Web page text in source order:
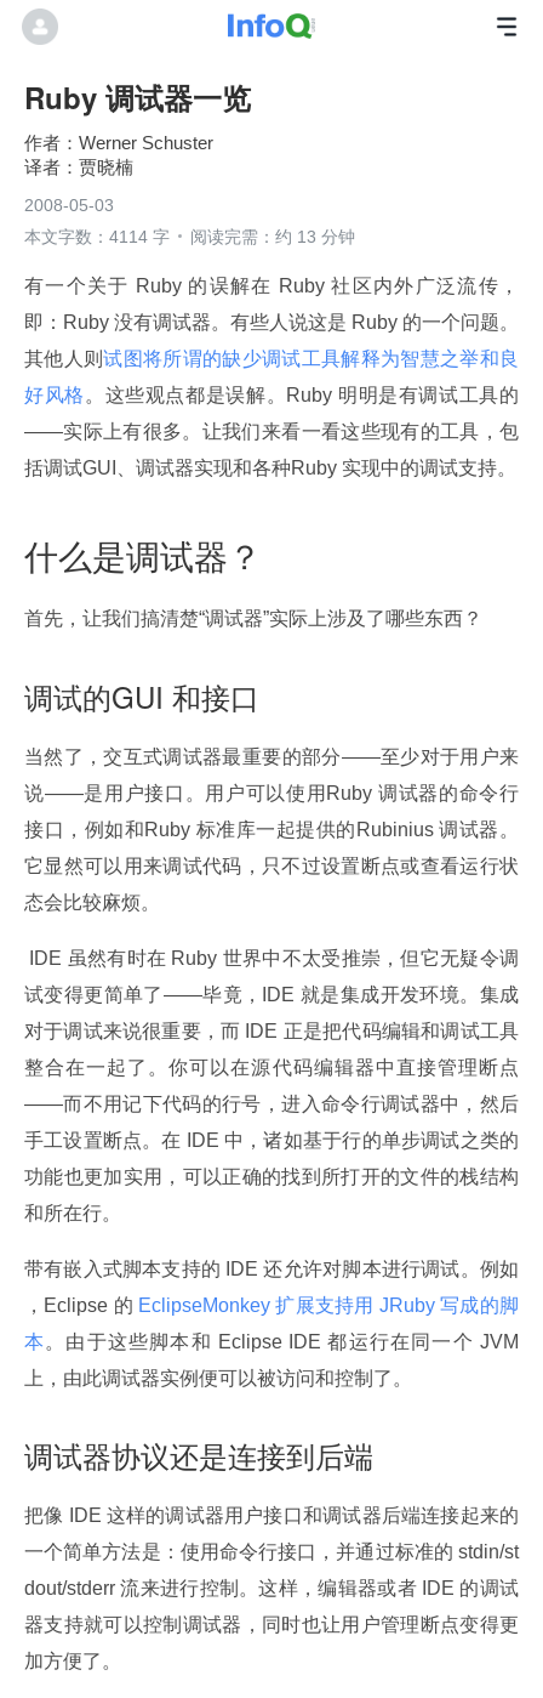
Ruby 调试器一览
Werner Schuster
贾晓楠
2008-05-03
本文字数：4114 字
阅读完需：约 13 分钟
有一个关于 Ruby 的误解在 Ruby 社区内外广泛流传，
即：Ruby 没有调试器。有些人说这是 Ruby 的一个问题。
其他人则试图将所谓的缺少调试工具解释为智慧之举和良
好风格 。这些观点都是误解。Ruby 明明是有调试工具的
——实际上有很多。让我们来看一看这些现有的工具，包
括调试GUI、调试器实现和各种Ruby 实现中的调试支持。
什么是调试器？
首先，让我们搞清楚“调试器”实际上涉及了哪些东西？
调试的GUI 和接口
当然了，交互式调试器最重要的部分——至少对于用户来
说——是用户接口。用户可以使用Ruby 调试器的命令行
接口，例如和Ruby 标准库一起提供的Rubinius 调试器。
它显然可以用来调试代码，只不过设置断点或查看运行状
态会比较麻烦。
试变得更简单了——毕竟，IDE 就是集成开发环境。集成
对于调试来说很重要，而 IDE 正是把代码编辑和调试工具
整合在一起了。你可以在源代码编辑器中直接管理断点
——而不用记下代码的行号，进入命令行调试器中，然后
手工设置断点。在 IDE 中，诸如基于行的单步调试之类的
功能也更加实用，可以正确的找到所打开的文件的栈结构
和所在行。
带有嵌入式脚本支持的 IDE 还允许对脚本进行调试。例如
，Eclipse 的 EclipseMonkey 扩展支持用 JRuby 写成的脚
本 。由于这些脚本和 Eclipse IDE 都运行在同一个 JVM
上，由此调试器实例便可以被访问和控制了。
调试器协议还是连接到后端
把像 IDE 这样的调试器用户接口和调试器后端连接起来的
一个简单方法是：使用命令行接口，并通过标准的 stdin/st
dout/stderr 流来进行控制。这样，编辑器或者 IDE 的调试
器支持就可以控制调试器，同时也让用户管理断点变得更
加方便了。